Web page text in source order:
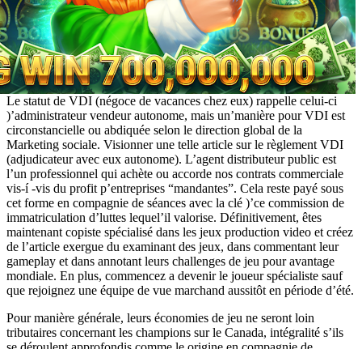
Le statut de VDI (négoce de vacances chez eux) rappelle celui-ci
)’administrateur vendeur autonome, mais un’manière pour VDI est
circonstancielle ou abdiquée selon le direction global de la
Marketing sociale. Visionner une telle article sur le règlement VDI
(adjudicateur avec eux autonome). L’agent distributeur public est
l’un professionnel qui achète ou accorde nos contrats commerciale
vis-í -vis du profit p’entreprises “mandantes”. Cela reste payé sous
cet forme en compagnie de séances avec la clé )’ce commission de
immatriculation d’luttes lequel’il valorise. Définitivement, êtes
maintenant copiste spécialisé dans les jeux production video et créez
de l’article exergue du examinant des jeux, dans commentant leur
gameplay et dans annotant leurs challenges de jeu pour avantage
mondiale. En plus, commencez a devenir le joueur spécialiste sauf
que rejoignez une équipe de vue marchand aussitôt en période d’été.
Pour manière générale, leurs économies de jeu ne seront loin
tributaires concernant les champions sur le Canada, intégralité s’ils